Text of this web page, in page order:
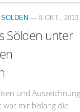
SÖLDEN — 8 OKT., 2013
Sölden unter
und
war mir bislang die